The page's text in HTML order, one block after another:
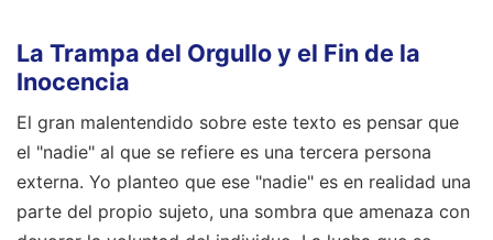
La Trampa del Orgullo y el Fin de la
Inocencia
El gran malentendido sobre este texto es pensar que
el "nadie" al que se refiere es una tercera persona
externa. Yo planteo que ese "nadie" es en realidad una
parte del propio sujeto, una sombra que amenaza con